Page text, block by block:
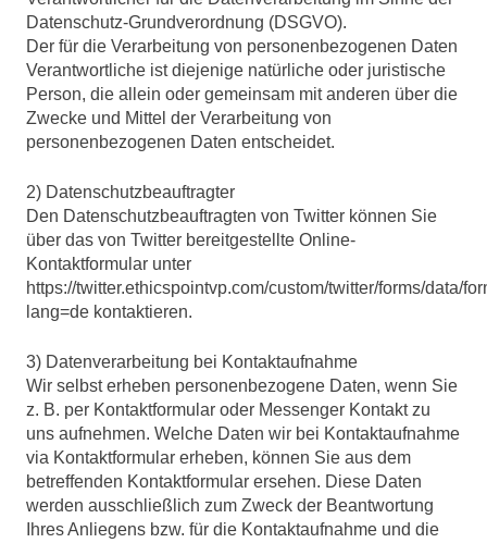
Datenschutz-Grundverordnung (DSGVO).
Der für die Verarbeitung von personenbezogenen Daten
Verantwortliche ist diejenige natürliche oder juristische
Person, die allein oder gemeinsam mit anderen über die
Zwecke und Mittel der Verarbeitung von
personenbezogenen Daten entscheidet.
2) Datenschutzbeauftragter
Den Datenschutzbeauftragten von Twitter können Sie
über das von Twitter bereitgestellte Online-
Kontaktformular unter
https://twitter.ethicspointvp.com/custom/twitter/forms/data/
lang=de kontaktieren.
3) Datenverarbeitung bei Kontaktaufnahme
Wir selbst erheben personenbezogene Daten, wenn Sie
z. B. per Kontaktformular oder Messenger Kontakt zu
uns aufnehmen. Welche Daten wir bei Kontaktaufnahme
via Kontaktformular erheben, können Sie aus dem
betreffenden Kontaktformular ersehen. Diese Daten
werden ausschließlich zum Zweck der Beantwortung
Ihres Anliegens bzw. für die Kontaktaufnahme und die